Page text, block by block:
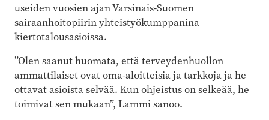
useiden vuosien ajan Varsinais-Suomen
sairaanhoitopiirin yhteistyökumppanina
kiertotalousasioissa.
”Olen saanut huomata, että terveydenhuollon
ammattilaiset ovat oma-aloitteisia ja tarkkoja ja he
ottavat asioista selvää. Kun ohjeistus on selkeää, he
toimivat sen mukaan”, Lammi sanoo.